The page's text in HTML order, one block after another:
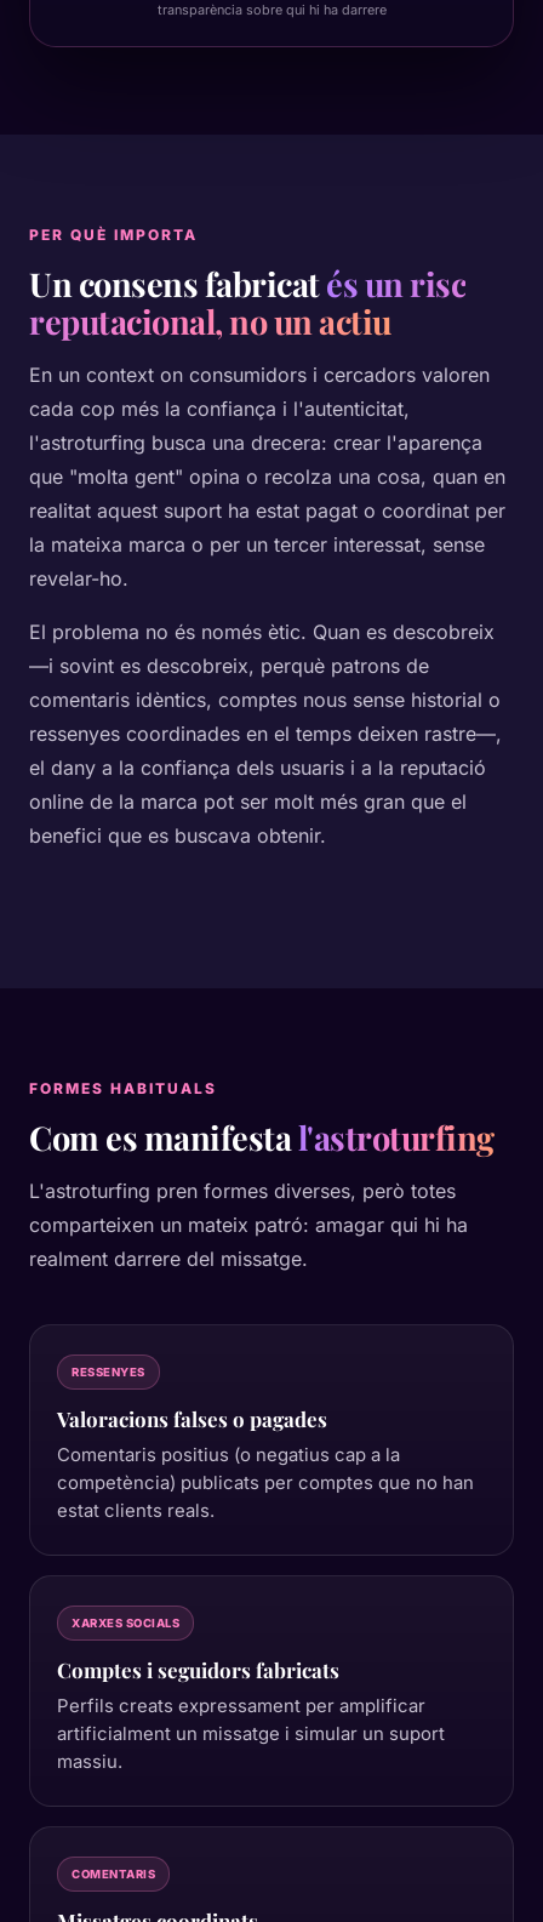
transparència sobre qui hi ha darrere
PER QUÈ IMPORTA
Un consens fabricatés un risc
reputacional, no un actiu
En un context on consumidors i cercadors valoren
cada cop més la confiança i l'autenticitat,
l'astroturfing busca una drecera: crear l'aparença
que "molta gent" opina o recolza una cosa, quan en
realitat aquest suport ha estat pagat o coordinat per
la mateixa marca o per un tercer interessat, sense
revelar-ho.
El problema no és només ètic. Quan es descobreix
—i sovint es descobreix, perquè patrons de
comentaris idèntics, comptes nous sense historial o
ressenyes coordinades en el temps deixen rastre—,
el dany a la confiança dels usuaris i a la reputació
online de la marca pot ser molt més gran que el
benefici que es buscava obtenir.
FORMES HABITUALS
Com es manifestal'astroturfing
L'astroturfing pren formes diverses, però totes
comparteixen un mateix patró: amagar qui hi ha
realment darrere del missatge.
RESSENYES
Valoracions falses o pagades
Comentaris positius (o negatius cap a la
competència) publicats per comptes que no han
estat clients reals.
XARXES SOCIALS
Comptes i seguidors fabricats
Perfils creats expressament per amplificar
artificialment un missatge i simular un suport
massiu.
COMENTARIS